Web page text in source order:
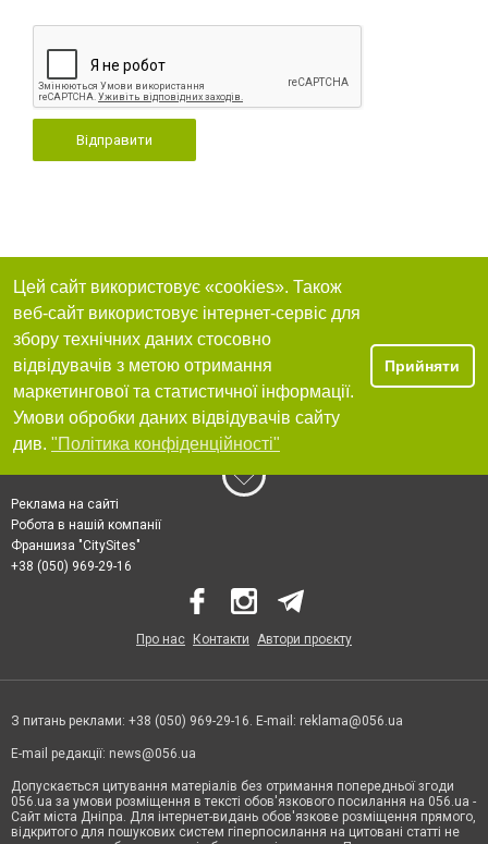
Відправити
Цей сайт використовує «cookies». Також
веб-сайт використовує інтернет-сервіс для
збору технічних даних стосовно
відвідувачів з метою отримання
маркетингової та статистичної інформації.
Умови обробки даних відвідувачів сайту
див. "Політика конфіденційності"
Прийняти
Реклама на сайті
Робота в нашій компанії
Франшиза "CitySites"
+38 (050) 969-29-16
Про нас Контакти Автори проєкту
З питань реклами: +38 (050) 969-29-16. E-mail: reklama@056.ua
E-mail редакції: news@056.ua
Допускається цитування матеріалів без отримання попередньої згоди
056.ua за умови розміщення в тексті обов'язкового посилання на 056.ua -
Сайт міста Дніпра. Для інтернет-видань обов'язкове розміщення прямого,
відкритого для пошукових систем гіперпосилання на цитовані статті не